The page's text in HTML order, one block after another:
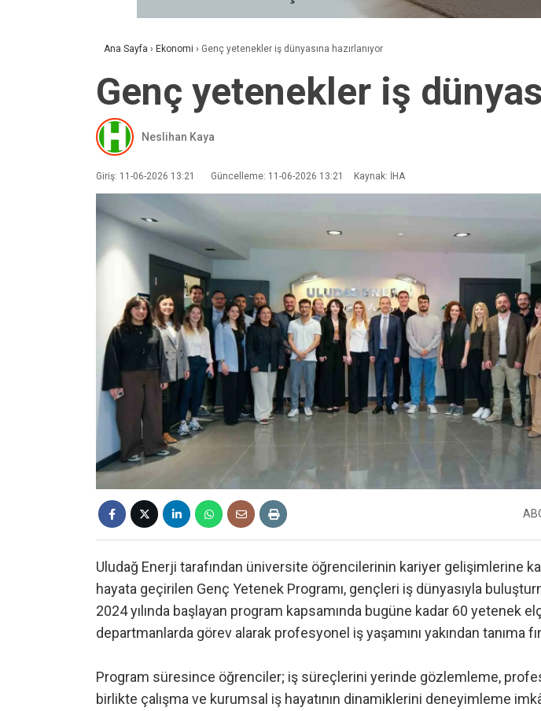
Ana Sayfa › Ekonomi › Genç yetenekler iş dünyasına hazırlanıyor
Genç yetenekler iş
Neslihan Kaya
Giriş: 11-06-2026 13:21 Güncelleme: 11-06-2026 13:21 Kaynak: İHA
Uludağ Enerji tarafından üniversite öğrencilerinin kariyer gelişimlerine
hayata geçirilen Genç Yetenek Programı, gençleri iş dünyasıyla
2024 yılında başlayan program kapsamında bugüne kadar 60 yetenek
departmanlarda görev alarak profesyonel iş yaşamını yakından tanıma
Program süresince öğrenciler; iş süreçlerini yerinde gözlemleme,
birlikte çalışma ve kurumsal iş hayatının dinamiklerini deneyimleme